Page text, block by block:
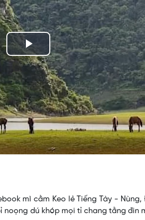
Play
Video
mì cằm Keo lẻ Tiếng Tày -
dú khóp mọi tỉ chang tằng đin